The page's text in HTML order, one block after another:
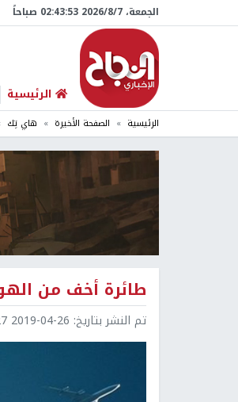
الجمعة، 7/‏8/‏2026 02:43:55 صباحاً
الرئيسية
الرئيسية الصفحة الأخيرة هاي تِك
طائرة أخف من
تم النشر بتاريخ: 2019-04-26 16:27